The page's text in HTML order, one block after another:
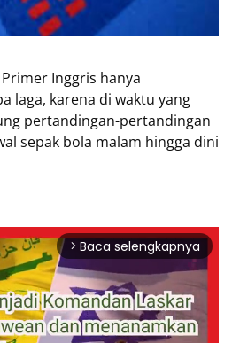
Inggris hanya
laga, karena di waktu yang
pertandingan-pertandingan
sepak bola malam hingga dini
arrow_forward_ios Baca selengkapnya